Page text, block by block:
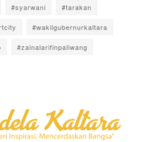
#syarwani #tarakan
#wakilgubernurkaltara
#zainalarifinpaliwang